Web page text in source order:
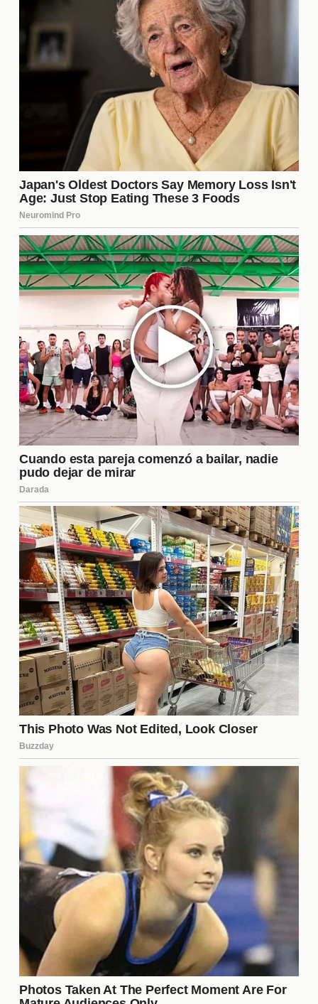
La directiva de Tigres ha argumentado que la
decisión de despedir a Gignac se basa en una
nueva visión para el club. Sin embargo, muchos se
preguntan si esta estrategia es la correcta. La
gestión de un equipo no solo implica decisiones
tácticas, sino también la relación con los jugadores
y la afición. La falta de comunicación clara ha
llevado a un clima de incertidumbre que podría
afectar el rendimiento del equipo en la próxima
temporada.
¿Qué sigue para Gignac?
Tras su salida de Tigres, el futuro de Gignac es
incierto. Existen rumores sobre posibles ofertas de
otros clubes, tanto en México como en el
extranjero. Su experiencia y habilidades seguirán
siendo valoradas, y muchos creen que podría
continuar su carrera en una liga competitiva. Sin
embargo, el impacto emocional de dejar un club
donde se convirtió en leyenda no debe
subestimarse, y su próximo paso será crucial para
definir su legado.
Las estadísticas de Gignac
Las cifras de Gignac durante su tiempo en Tigres
son impresionantes. Con más de 150 goles en
partidos oficiales, se ha consolidado como el
máximo goleador en la historia del club. Además, ha
sido fundamental en la obtención de varios títulos,
incluyendo la Liga MX y la Liga de Campeones de
la CONCACAF. Estas estadísticas no solo reflejan
su habilidad como delantero, sino también su
importancia en momentos decisivos.
La relación con sus compañeros
Gignac ha cultivado relaciones cercanas con
muchos de sus compañeros de equipo, siendo un
líder tanto dentro como fuera del campo. Su estilo
de juego y su ética de trabajo han inspirado a
muchos jugadores jóvenes. Sin embargo, su salida
podría generar una brecha en la camaradería que
se había construido a lo largo de los años, lo que
plantea la pregunta de cómo se adaptarán sus
compañeros a esta nueva realidad.
El papel de los medios de
comunicación
Los medios de comunicación han jugado un papel
crucial en la cobertura de la situación de Gignac.